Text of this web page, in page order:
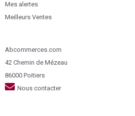
Mes alertes
Meilleurs Ventes
Abcommerces.com
42 Chemin de Mézeau
86000 Poitiers
Nous contacter